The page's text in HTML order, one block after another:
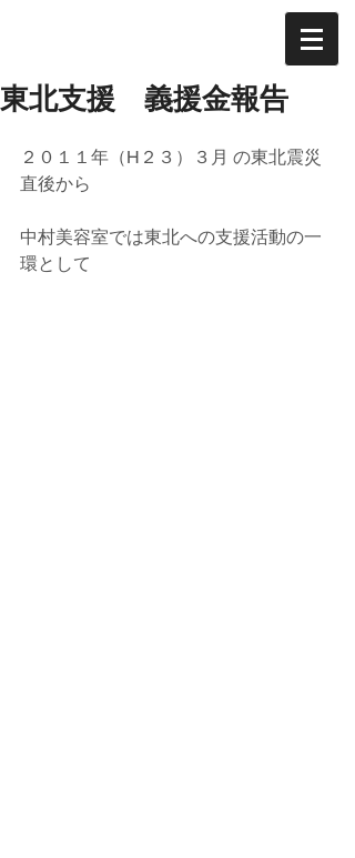
東北支援 義援金報告
２０１１年（H２３）３月 の東北震災
直後から
中村美容室では東北への支援活動の一
環として